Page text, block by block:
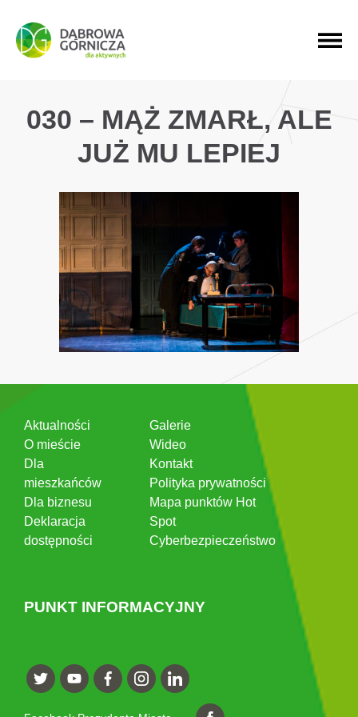
PRZEJDŹ DO MENU GŁÓWNEGO
PRZEJDŹ DO WYSZUKIWARKI
PRZEJDŹ DO TREŚCI
030 – MĄŻ ZMARŁ, ALE
JUŻ MU LEPIEJ
Aktualności
O mieście
Dla
mieszkańców
Dla biznesu
Deklaracja
dostępności
Galerie
Wideo
Kontakt
Polityka prywatności
Mapa punktów Hot
Spot
Cyberbezpieczeństwo
PUNKT INFORMACYJNY